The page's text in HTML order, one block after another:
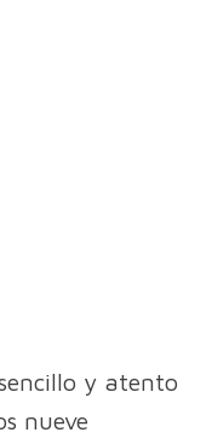
y atento
nueve